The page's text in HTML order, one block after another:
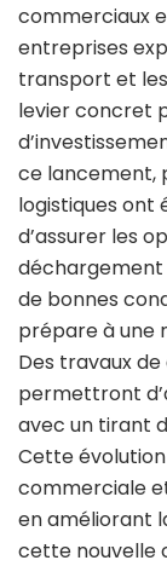
commerciaux
entreprises
transport et
levier concret
ce lancement,
logistiques ont
d’assurer les
déchargement
de bonnes
prépare à une
Des travaux de
permettront
avec un tirant
Cette
commerciale
en améliorant
cette nouvelle